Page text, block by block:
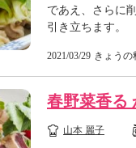
であえ、さらに
引き立ちます。
2021/03/29 きょう
春野菜香る
山本 麗子